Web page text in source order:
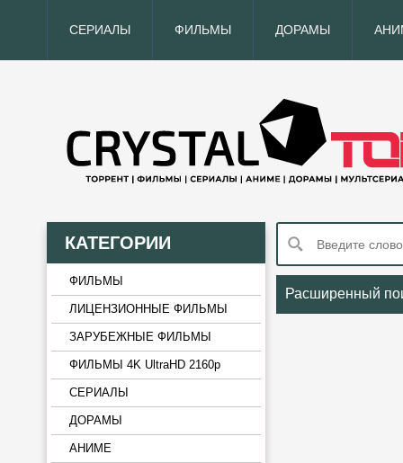
СЕРИАЛЫ ФИЛЬМЫ ДОРАМЫ
КАТЕГОРИИ
ФИЛЬМЫ
ЛИЦЕНЗИОННЫЕ ФИЛЬМЫ
ЗАРУБЕЖНЫЕ ФИЛЬМЫ
ФИЛЬМЫ 4K UltraHD 2160p
СЕРИАЛЫ
ДОРАМЫ
АНИМЕ
Расширенный